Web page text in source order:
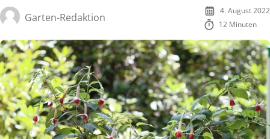
Garten-Redaktion
4. August 2022
12 Minuten